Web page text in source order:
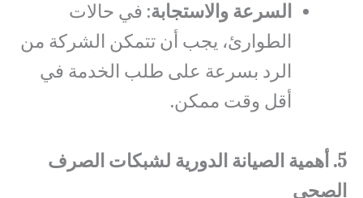
السرعة والاستجابة: في حالات
الطوارئ، يجب أن تتمكن الشركة من
الرد بسرعة على طلب الخدمة في
أقل وقت ممكن.
5. أهمية الصيانة الدورية لشبكات الصرف
الصحي